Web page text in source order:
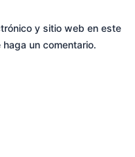
y sitio web en este
un comentario.